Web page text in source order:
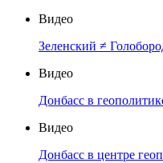
Видео
Зеленский ≠
Видео
Донбасс в
Видео
Донбасс в центре